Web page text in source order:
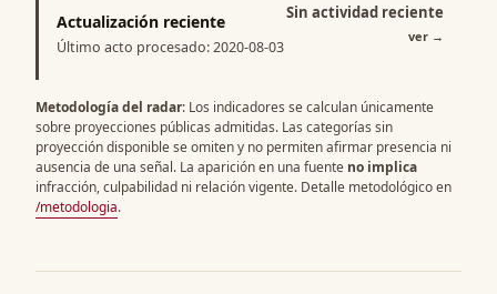
Actualización reciente
Último acto procesado: 2020-08-03
Sin actividad reciente
ver →
Metodología del radar: Los indicadores se calculan únicamente
sobre proyecciones públicas admitidas. Las categorías sin
proyección disponible se omiten y no permiten afirmar presencia ni
ausencia de una señal. La aparición en una fuente no implica
infracción, culpabilidad ni relación vigente. Detalle metodológico en
/metodologia.